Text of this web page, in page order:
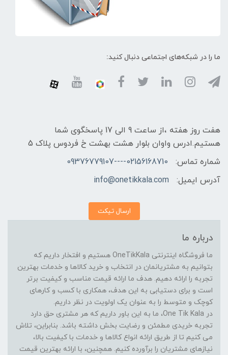
ما را در شبکه‌های اجتماعی دنبال کنید:
هفت روز هفته ،از ساعت 9 الی 17 پاسخگوی شما
هستیم.ادرس واوان بلوار هشت بهشت خ فردوس پلاک 5
شماره تماس:
02156168710----09376779107
آدرس ایمیل:
info@onetikkala.com
ارسال تیکت
درباره ما
ما فروشگاه اینترنتی OneTikKala هستیم و افتخار داریم که
بتوانیم به مشتریانمان در انتخاب و خرید کالاها و خدمات بهترین
تجربه را ارائه دهیم. هدف ما ارائه قیمت مناسب و کیفیت برتر
است و برای دستیابی به این هدف، همکاری با کسب و کارهای
کوچک و متوسط را به عنوان یک اولویت در نظر داریم.
در One Tik Kala، ما به این باور داریم که هر مشتری حق دارد
تجربه خریدی مطمئن و رضایت بخش داشته باشد. بنابراین، تلاش
می کنیم تا از طریق ارائه انواع کالاها و خدمات با کیفیت بالا،
نیازهای مشتریان را برآورده کنیم. همچنین، با ارائه بهترین قیمت